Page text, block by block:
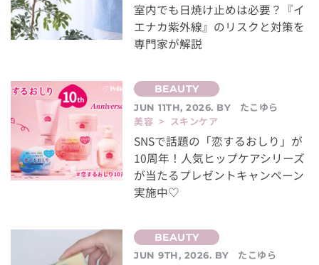
室内でも日焼け止めは必要？『イ
エナカ紫外線』のリスクと対策を
専門家が解説
JUN 11TH, 2026. BY
たこゆら
美容 > スキンケア
SNSで話題の「恋するおしり」が
10周年！人気ヒップケアシリーズ
が当たるプレゼントキャンペーン
実施中♡
JUN 9TH, 2026. BY
たこゆら